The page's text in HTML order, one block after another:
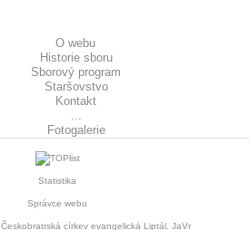
O webu
Historie sboru
Sborový program
Staršovstvo
Kontakt
Fotogalerie
Statistika
Správce webu
Českobratrská církev evangelická Liptál. JaVr